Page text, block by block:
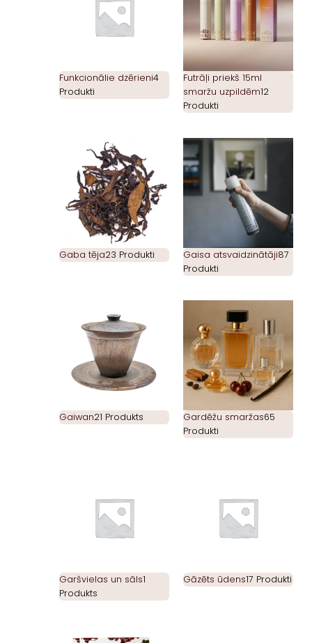
Funkcionālie dzērieni4
Produkti
Futrāļi priekš 15ml
smaržu uzpildēm12
Produkti
Gaba tēja23 Produkti Gaisa atsvaidzinātāji87
Produkti
Gaiwan21 Produkts Gardēžu smaržas65
Produkti
Garšvielas un sāls1
Produkts
Gāzēts ūdens17 Produkti